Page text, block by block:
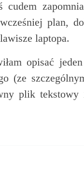
cudem
plan,
laptopa.
opisać
(ze
plik